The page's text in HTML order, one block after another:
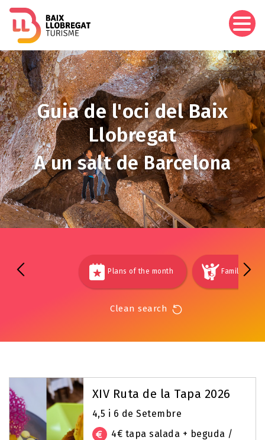
content
Image
Guia de l'oci del Baix
Llobregat
A un salt de Barcelona
Plans of the month Families
Clean search
XIV Ruta de la Tapa 2026
4,5 i 6 de Setembre
4€ tapa salada + beguda /